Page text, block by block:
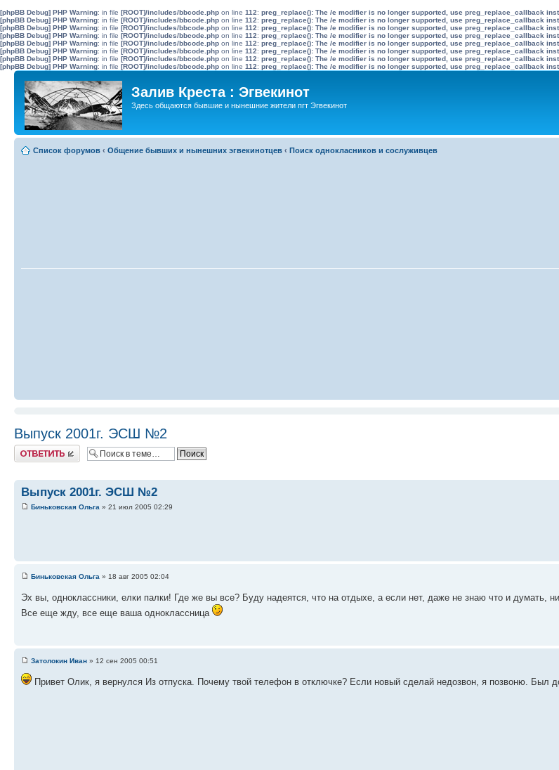
[phpBB Debug] PHP Warning: in file [ROOT]/includes/bbcode.php on line 112: preg_replace(): The /e modifier is no longer supported, use preg_replace_callback
[phpBB Debug] PHP Warning: in file [ROOT]/includes/bbcode.php on line 112: preg_replace(): The /e modifier is no longer supported, use preg_replace_callback
[phpBB Debug] PHP Warning: in file [ROOT]/includes/bbcode.php on line 112: preg_replace(): The /e modifier is no longer supported, use preg_replace_callback
[phpBB Debug] PHP Warning: in file [ROOT]/includes/bbcode.php on line 112: preg_replace(): The /e modifier is no longer supported, use preg_replace_callback
[phpBB Debug] PHP Warning: in file [ROOT]/includes/bbcode.php on line 112: preg_replace(): The /e modifier is no longer supported, use preg_replace_callback
[phpBB Debug] PHP Warning: in file [ROOT]/includes/bbcode.php on line 112: preg_replace(): The /e modifier is no longer supported, use preg_replace_callback
[phpBB Debug] PHP Warning: in file [ROOT]/includes/bbcode.php on line 112: preg_replace(): The /e modifier is no longer supported, use preg_replace_callback
[phpBB Debug] PHP Warning: in file [ROOT]/includes/bbcode.php on line 112: preg_replace(): The /e modifier is no longer supported, use preg_replace_callback
Залив Креста : Эгвекинот
Здесь общаются бывшие и нынешние жители пгт Эгвекинот
Список форумов ‹ Общение бывших и нынешних эгвекинотцев ‹ Поиск однокласников и сослуживцев
Выпуск 2001г. ЭСШ №2
Ответить
Выпуск 2001г. ЭСШ №2
Биньковская Ольга » 21 июл 2005 02:29
Биньковская Ольга » 18 авг 2005 02:04
Эх вы, одноклассники, елки палки! Где же вы все? Буду надеятся, что на отдыхе, а если нет, даже не знаю что и думать,
Все еще жду, все еще ваша одноклассница
Затолокин Иван » 12 сен 2005 00:51
Привет Олик, я вернулся Из отпуска. Почему твой телефон в отключке? Если новый сделай недозвон, я позвоню. Был